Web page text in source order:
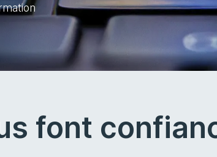
font